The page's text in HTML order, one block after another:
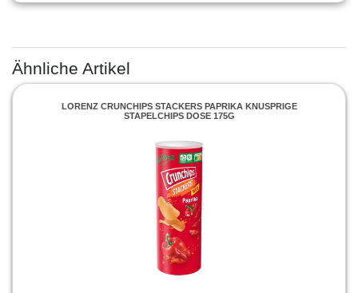
Ähnliche Artikel
LORENZ CRUNCHIPS STACKERS PAPRIKA KNUSPRIGE
STAPELCHIPS DOSE 175G